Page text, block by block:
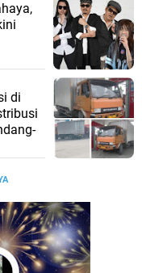
di